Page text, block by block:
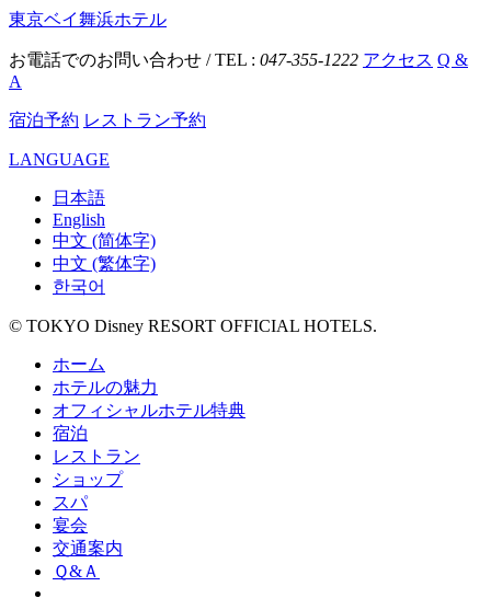
東京ベイ舞浜ホテル
お電話でのお問い合わせ / TEL : 047-355-1222 アクセス Q &
A
宿泊予約 レストラン予約
LANGUAGE
日本語
English
中文 (简体字)
中文 (繁体字)
한국어
© TOKYO Disney RESORT OFFICIAL HOTELS.
ホーム
ホテルの魅力
オフィシャルホテル特典
宿泊
レストラン
ショップ
スパ
宴会
交通案内
Ｑ&Ａ